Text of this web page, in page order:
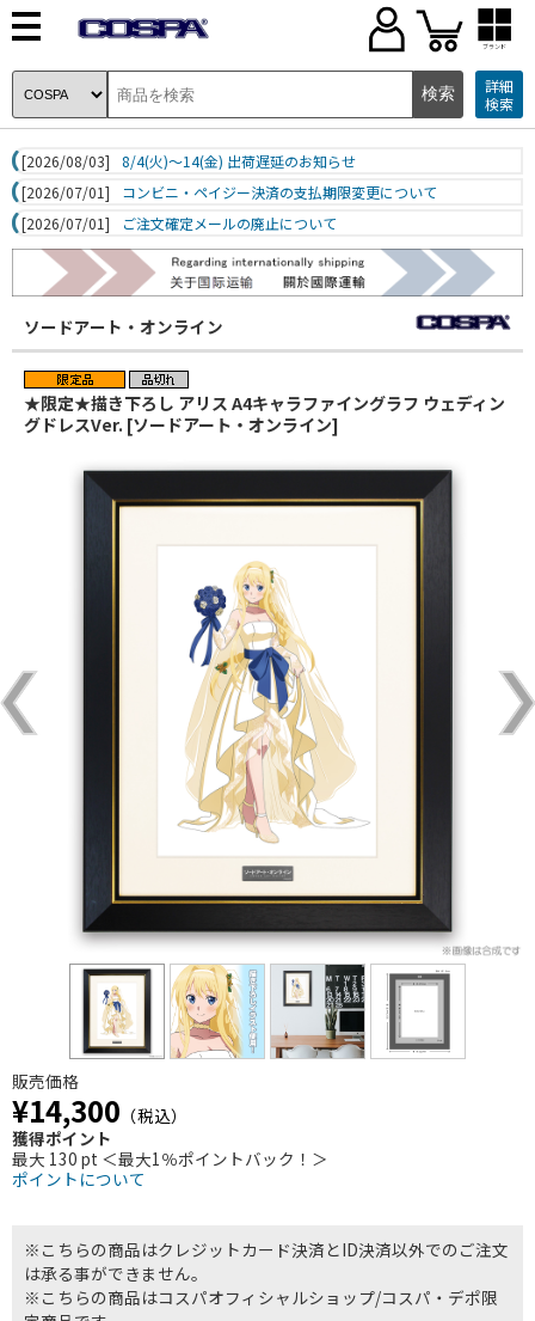
ブランド
詳細
検索
[2026/08/03]
8/4(火)～14(金) 出荷遅延のお知らせ
[2026/07/01]
コンビニ・ペイジー決済の支払期限変更について
[2026/07/01]
ご注文確定メールの廃止について
ソードアート・オンライン
★限定★描き下ろし アリス A4キャラファイングラフ ウェディン
グドレスVer. [ソードアート・オンライン]
販売価格
¥14,300 （税込）
獲得ポイント
最大 130 pt ＜最大1％ポイントバック！＞
ポイントについて
※こちらの商品はクレジットカード決済とID決済以外でのご注文
は承る事ができません。
※こちらの商品はコスパオフィシャルショップ/コスパ・デポ限